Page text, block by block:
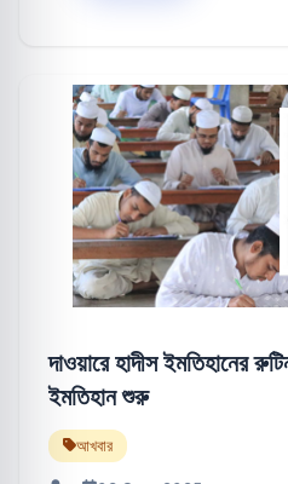
দাওয়ারে হাদীস ইমতিহানের
ইমতিহান শুরু
আখবার